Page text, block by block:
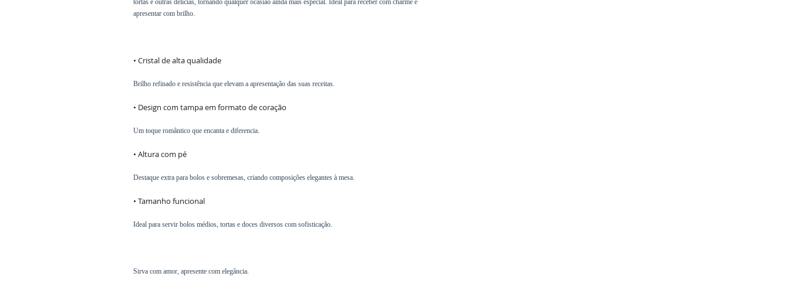
tortas e outras delícias, tornando qualquer ocasião ainda mais especial. Ideal para receber com charme e
apresentar com brilho.
• Cristal de alta qualidade
Brilho refinado e resistência que elevam a apresentação das suas receitas.
• Design com tampa em formato de coração
Um toque romântico que encanta e diferencia.
• Altura com pé
Destaque extra para bolos e sobremesas, criando composições elegantes à mesa.
• Tamanho funcional
Ideal para servir bolos médios, tortas e doces diversos com sofisticação.
Sirva com amor, apresente com elegância.